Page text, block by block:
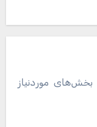
بخش‌های موردنیاز